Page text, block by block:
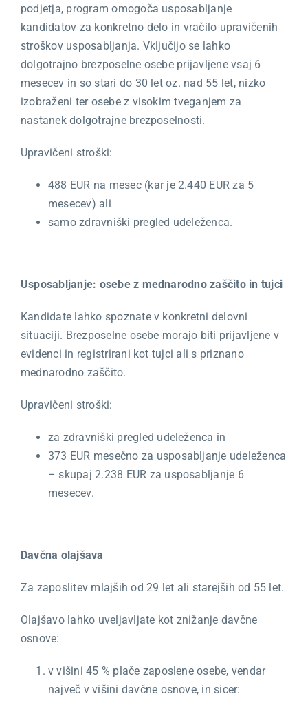
podjetja, program omogoča usposabljanje
kandidatov za konkretno delo in vračilo upravičenih
stroškov usposabljanja. Vključijo se lahko
dolgotrajno brezposelne osebe prijavljene vsaj 6
mesecev in so stari do 30 let oz. nad 55 let, nizko
izobraženi ter osebe z visokim tveganjem za
nastanek dolgotrajne brezposelnosti.
Upravičeni stroški:
488 EUR na mesec (kar je 2.440 EUR za 5
mesecev) ali
samo zdravniški pregled udeleženca.
Usposabljanje: osebe z mednarodno zaščito in tujci
Kandidate lahko spoznate v konkretni delovni
situaciji. Brezposelne osebe morajo biti prijavljene v
evidenci in registrirani kot tujci ali s priznano
mednarodno zaščito.
Upravičeni stroški:
za zdravniški pregled udeleženca in
373 EUR mesečno za usposabljanje udeleženca
– skupaj 2.238 EUR za usposabljanje 6
mesecev.
Davčna olajšava
Za zaposlitev mlajših od 29 let ali starejših od 55 let.
Olajšavo lahko uveljavljate kot znižanje davčne
osnove:
v višini 45 % plače zaposlene osebe, vendar
največ v višini davčne osnove, in sicer: